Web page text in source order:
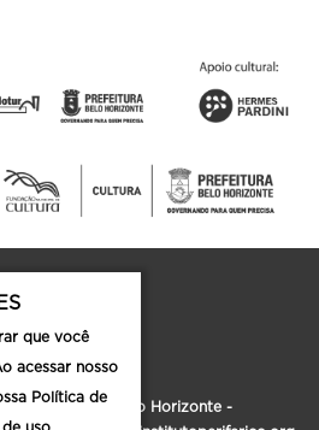
Santa Tereza - Belo Horizonte -
que você
acessar nosso
Política de